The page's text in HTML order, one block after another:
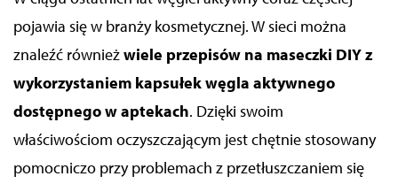
pojawia się w branży kosmetycznej. W sieci można
znaleźć równieżwiele przepisów na maseczki DIY z
wykorzystaniem kapsułek węgla aktywnego
dostępnego w aptekach. Dzięki swoim
właściwościom oczyszczającym jest chętnie stosowany
pomocniczo przy problemach z przetłuszczaniem się